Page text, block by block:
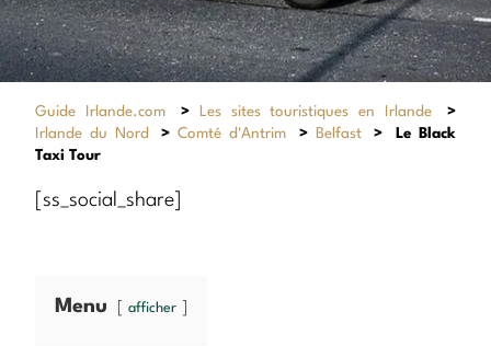
Guide Irlande.com > Les sites touristiques en Irlande
>
Irlande du Nord
>Comté d'Antrim > Belfast >
Le Black
Taxi Tour
[ss_social_share]
Menu afficher